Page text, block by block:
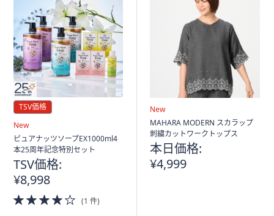
バ
イ
ス
で
左
右
に
ス
ワ
イ
プ
し
TSV価格
New
ピュアナッツソープEX1000ml4
本25周年記念特別セット
TSV価格:
¥8,998
4.0
of
(1 件)
New
MAHARA MODERN スカラップ
刺繍カットワークトップス
本日価格:
¥4,999